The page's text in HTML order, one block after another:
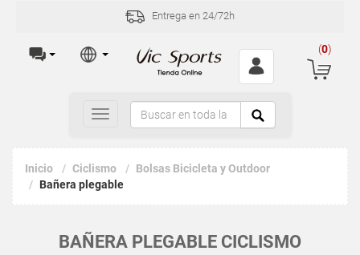
Entrega en 24/72h
(0)
Toggle
navigation
Inicio Ciclismo
Bolsas Bicicleta y Outdoor
Bañera plegable
BAÑERA PLEGABLE CICLISMO